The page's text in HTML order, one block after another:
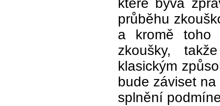
které bývá
průběhu
a kromě toho
zkoušky,
klasickým
bude záviset
splnění